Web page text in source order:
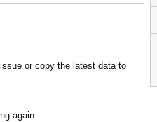
or copy the latest data to
again.